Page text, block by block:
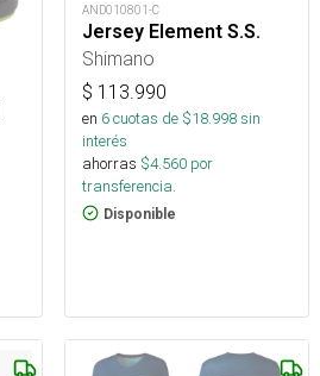
AND010801-C
Jersey Element S.S.
Shimano
$ 113.990
en 6cuotas de $18.998sin
interés
ahorras $4.560 por
transferencia.
Disponible